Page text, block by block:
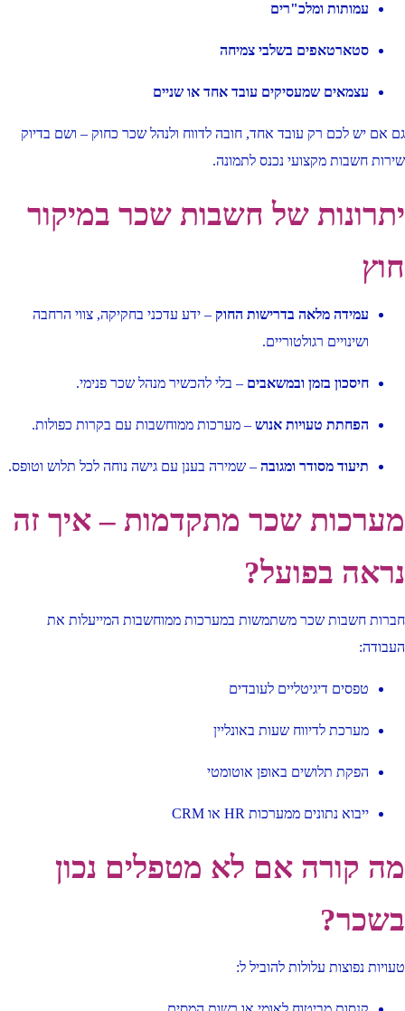
עמותות ומלכ"רים
סטארטאפים בשלבי צמיחה
עצמאים שמעסיקים עובד אחד או שניים
גם אם יש לכם רק עובד אחד, חובה לדווח ולנהל שכר כחוק – ושם בדיוק
שירות חשבות מקצועי נכנס לתמונה.
יתרונות של חשבות שכר במיקור
חוץ
עמידה מלאה בדרישות החוק – ידע עדכני בחקיקה, צווי הרחבה
ושינויים רגולטוריים.
חיסכון בזמן ובמשאבים – בלי להכשיר מנהל שכר פנימי.
הפחתת טעויות אנוש – מערכות ממוחשבות עם בקרות כפולות.
תיעוד מסודר ומגובה – שמירה בענן עם גישה נוחה לכל תלוש וטופס.
מערכות שכר מתקדמות – איך זה
נראה בפועל?
חברות חשבות שכר משתמשות במערכות ממוחשבות המייעלות את
העבודה:
טפסים דיגיטליים לעובדים
מערכת לדיווח שעות באונליין
הפקת תלושים באופן אוטומטי
ייבוא נתונים ממערכות HR או CRM
מה קורה אם לא מטפלים נכון
בשכר?
טעויות נפוצות עלולות להוביל ל: